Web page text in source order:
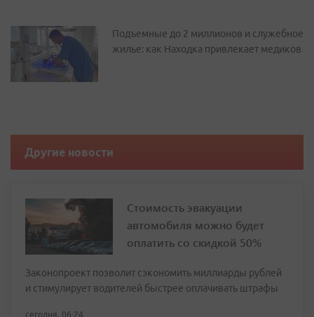
Подъемные до 2 миллионов и служебное
жилье: как Находка привлекает медиков
Другие новости
Стоимость эвакуации
автомобиля можно будет
оплатить со скидкой 50%
Законопроект позволит сэкономить миллиарды рублей
и стимулирует водителей быстрее оплачивать штрафы
сегодня, 06:24